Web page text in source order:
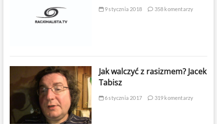
9 stycznia 2018 358 komentarzy
Jak walczyć z rasizmem? Jacek
Tabisz
6 stycznia 2017 319 komentarzy